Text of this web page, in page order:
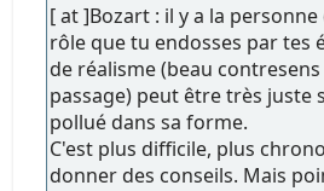
[ at ]Bozart : il y a la
rôle que tu endosses par tes
de réalisme (beau
passage) peut être très juste
pollué dans sa forme.
C'est plus difficile, plus
donner des conseils. Mais